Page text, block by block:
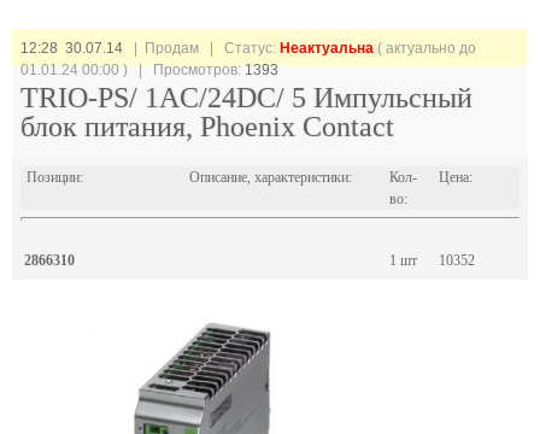
12:28 30.07.14 | Продам | Статус: Неактуальна ( актуально до
01.01.24 00:00 ) | Просмотров:1393
TRIO-PS/ 1AC/24DC/ 5 Импульсный
блок питания, Phoenix Contact
Позиции: Описание, характеристики:
Кол-
во:
Цена:
2866310 1 шт 10352